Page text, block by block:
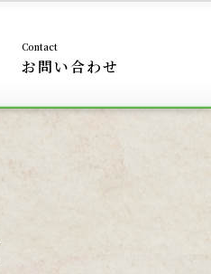
お問い合わせ